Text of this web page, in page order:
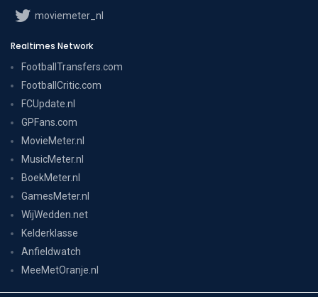
moviemeter_nl
Realtimes Network
FootballTransfers.com
FootballCritic.com
FCUpdate.nl
GPFans.com
MovieMeter.nl
MusicMeter.nl
BoekMeter.nl
GamesMeter.nl
WijWedden.net
Kelderklasse
Anfieldwatch
MeeMetOranje.nl